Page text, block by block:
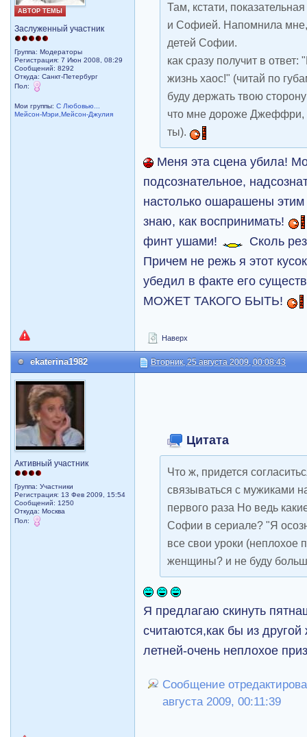
АВТОР ТЕМЫ
Заслуженный участник
Группа: Модераторы
Регистрация: 7 Июн 2008, 08:29
Сообщений: 8292
Откуда: Санкт-Петербург
Пол:
Мои группы:С Любовью...
Мейсон-Мэри,Мейсон-Джулия
Там, кстати,
и Софией. Напомнила мне,
детей Софии.
как сразу получит в
жизнь хаос!" (читай по
буду держать твою
что мне дороже Джеффри,
ты).
Меня эта сцена убила!
подсознательное,
настолько ошарашены
знаю, как воспринимать!
финт ушами!
Сколь
Причем не режь я этот
убедил в факте его
МОЖЕТ ТАКОГО БЫТЬ!
Наверх
ekaterina1982 Вторник, 25 августа 2009, 00:08:43
Активный участник
Группа: Участники
Регистрация: 13 Фев 2009, 15:54
Сообщений: 1250
Откуда: Москва
Пол:
Цитата
Что ж, придется
связываться с мужиками
первого раза Но ведь
Софии в сериале? "Я
все свои уроки (неплохое
женщины? и не буду
Я предлагаю скинуть
считаются,как бы из
летней-очень неплохое
Сообщение
августа 2009, 00:11:39